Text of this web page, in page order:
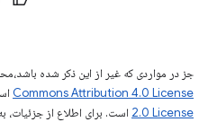
جز در مواردی که غیر از این ذکر شده
Commons Attribution 4.0 License
2.0 License است. برای اطلاع از جزئیات،